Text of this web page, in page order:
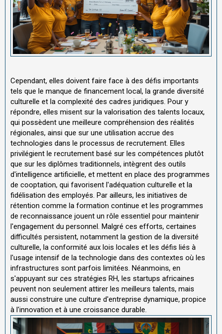
Cependant, elles doivent faire face à des défis importants
tels que le manque de financement local, la grande diversité
culturelle et la complexité des cadres juridiques. Pour y
répondre, elles misent sur la valorisation des talents locaux,
qui possèdent une meilleure compréhension des réalités
régionales, ainsi que sur une utilisation accrue des
technologies dans le processus de recrutement. Elles
privilégient le recrutement basé sur les compétences plutôt
que sur les diplômes traditionnels, intègrent des outils
d'intelligence artificielle, et mettent en place des programmes
de cooptation, qui favorisent l'adéquation culturelle et la
fidélisation des employés. Par ailleurs, les initiatives de
rétention comme la formation continue et les programmes
de reconnaissance jouent un rôle essentiel pour maintenir
l'engagement du personnel. Malgré ces efforts, certaines
difficultés persistent, notamment la gestion de la diversité
culturelle, la conformité aux lois locales et les défis liés à
l'usage intensif de la technologie dans des contextes où les
infrastructures sont parfois limitées. Néanmoins, en
s'appuyant sur ces stratégies RH, les startups africaines
peuvent non seulement attirer les meilleurs talents, mais
aussi construire une culture d'entreprise dynamique, propice
à l'innovation et à une croissance durable.